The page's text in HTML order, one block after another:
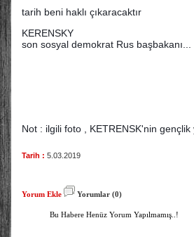
tarih beni haklı çıkaracaktır
KERENSKY
son sosyal demokrat Rus başbakanı...
Not : ilgili foto , KETRENSK'nin gençlik
Tarih : 5.03.2019
Yorum Ekle Yorumlar (0)
Bu Habere Henüz Yorum Yapılmamış..!